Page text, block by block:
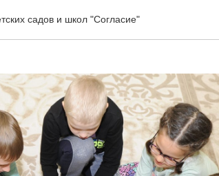
садов и школ "Согласие"